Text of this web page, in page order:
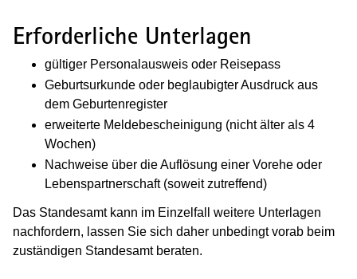
Erforderliche Unterlagen
gültiger Personalausweis oder Reisepass
Geburtsurkunde oder beglaubigter Ausdruck aus
dem Geburtenregister
erweiterte Meldebescheinigung (nicht älter als 4
Wochen)
Nachweise über die Auflösung einer Vorehe oder
Lebenspartnerschaft (soweit zutreffend)
Das Standesamt kann im Einzelfall weitere Unterlagen
nachfordern, lassen Sie sich daher unbedingt vorab beim
zuständigen Standesamt beraten.